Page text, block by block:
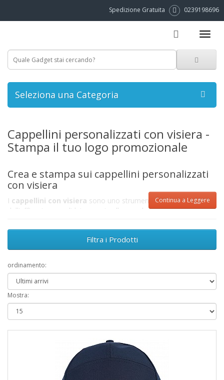
Spedizione Gratuita 0239198696
Seleziona una Categoria
Cappellini personalizzati con visiera -
Stampa il tuo logo promozionale
Crea e stampa sui cappellini personalizzati
con visiera
I cappellini con visiera sono uno strumento promozionale
dall'efficacia consolidata, grazie alla grande visibilità della
dell'utilizzo. Sono infatti dei perfetti gadget personalizzati da
distribuire agli eventi all'aperto, ma anche un accessorio
sportivo di tendenza ed un complemento unisex ideale per
rifinire le divise di aziende e di locali. Tutti i modelli che
proponiamo vantano un elevato rapporto qualità/prezzo,
offrono una grande area di stampa per il tuo logo e sono
regolabili, in modo da risultare sempre confortevoli. Scegli quello
più adatto alle tue esigenze!
protezione sotto il sole
cappellini personalizzati con visiera
tuo stile unico mentre proteggi gli occhi dai raggi solari. Questi
Continua a Leggere
Filtra i Prodotti
ordinamento:
Mostra: